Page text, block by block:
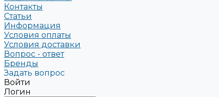
Контакты
Статьи
Информация
Условия оплаты
Условия доставки
Вопрос - ответ
Бренды
Задать вопрос
Войти
Логин